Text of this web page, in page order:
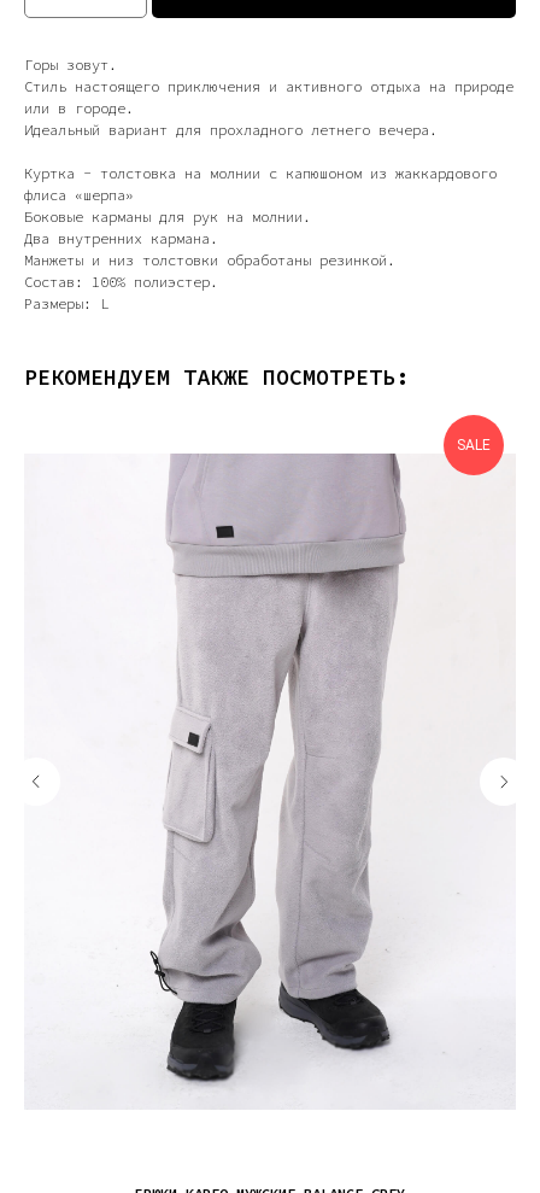
Горы зовут.
Стиль настоящего приключения и активного отдыха на природе
или в городе.
Идеальный вариант для прохладного летнего вечера.
Куртка - толстовка на молнии с капюшоном из жаккардового
флиса «шерпа»
Боковые карманы для рук на молнии.
Два внутренних кармана.
Манжеты и низ толстовки обработаны резинкой.
Состав: 100% полиэстер.
Размеры: L
РЕКОМЕНДУЕМ ТАКЖЕ ПОСМОТРЕТЬ:
SALE